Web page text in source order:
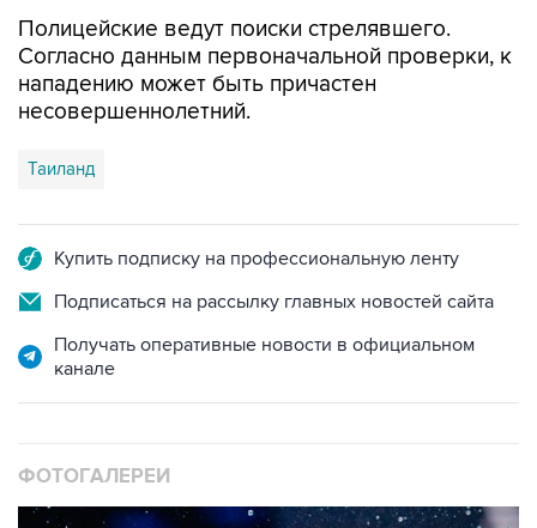
Полицейские ведут поиски стрелявшего.
Согласно данным первоначальной проверки, к
нападению может быть причастен
несовершеннолетний.
Таиланд
Купить подписку на профессиональную ленту
Подписаться на рассылку главных новостей сайта
Получать оперативные новости в официальном
канале
ФОТОГАЛЕРЕИ